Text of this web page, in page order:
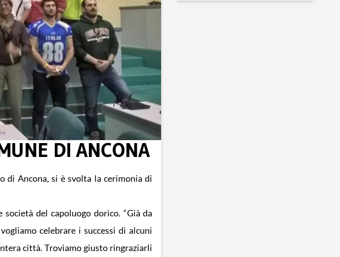
DI ANCONA
di Ancona, si è svolta la cerimonia di
del capoluogo dorico. “Già da
celebrare i successi di alcuni
città. Troviamo giusto ringraziarli